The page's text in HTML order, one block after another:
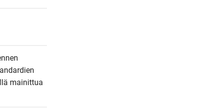
mainittua